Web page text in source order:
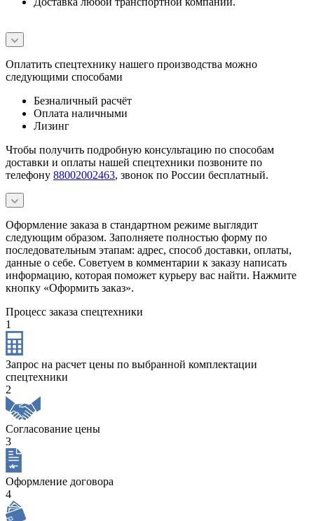
Оплатить спецтехнику нашего производства можно
следующими способами
Безналичный расчёт
Оплата наличными
Лизинг
Чтобы получить подробную консультацию по способам
доставки и оплаты нашей спецтехники позвоните по
телефону 88002002463, звонок по России бесплатный.
Оформление заказа в стандартном режиме выглядит
следующим образом. Заполняете полностью форму по
последовательным этапам: адрес, способ доставки, оплаты,
данные о себе. Советуем в комментарии к заказу написать
информацию, которая поможет курьеру вас найти. Нажмите
кнопку «Оформить заказ».
Процесс заказа спецтехники
1
Запрос на расчет цены по выбранной комплектации
спецтехники
2
Согласование цены
3
Оформление договора
4